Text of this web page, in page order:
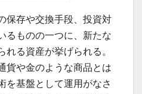
保存や交換手段、投資対
るものの一つに、新たな
れる資産が挙げられる。
貨や金のような商品とは
を基盤として運用がなさ